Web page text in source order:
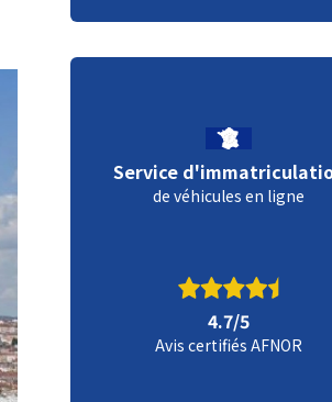
Service
de véhicules en ligne
4.7/5
Avis certifiés AFNOR